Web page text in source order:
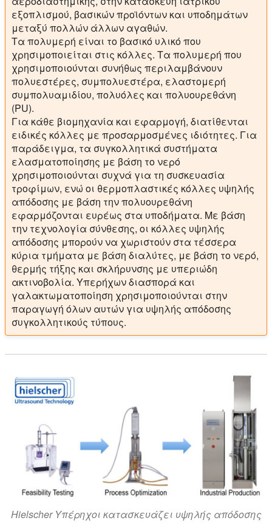
εξοπλισμού, βασικών προϊόντων και υποδημάτων
μεταξύ πολλών άλλων αγαθών.
Τα πολυμερή είναι το βασικό υλικό που
χρησιμοποιείται στις κόλλες. Τα πολυμερή που
χρησιμοποιούνται συνήθως περιλαμβάνουν
πολυεστέρες, συμπολυεστέρα, ελαστομερή
συμπολυαμιδίου, πολυόλες και πολυουρεθάνη
(PU).
Για κάθε βιομηχανία και εφαρμογή, διατίθενται
ειδικές κόλλες με προσαρμοσμένες ιδιότητες. Για
παράδειγμα, τα συγκολλητικά συστήματα
ελασματοποίησης με βάση το νερό
χρησιμοποιούνται συχνά για τη συσκευασία
τροφίμων, ενώ οι θερμοπλαστικές κόλλες υψηλής
απόδοσης με βάση την πολυουρεθάνη
εφαρμόζονται ευρέως στα υποδήματα. Με βάση
την τεχνολογία σύνθεσης, οι κόλλες υψηλής
απόδοσης μπορούν να χωριστούν στα τέσσερα
κύρια τμήματα με βάση διαλύτες, με βάση το νερό,
θερμής τήξης και σκλήρυνσης με υπεριώδη
ακτινοβολία. Υπερήχων διασπορά και
γαλακτωματοποίηση χρησιμοποιούνται στην
παραγωγή όλων αυτών για υψηλής απόδοσης
συγκολλητικούς τύπους.
Hielscher Υπέρηχοι κατασκευάζει υψηλής απόδοσης